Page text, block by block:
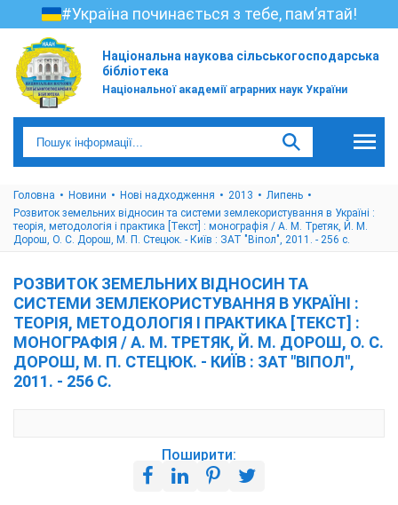
#Україна починається з тебе, пам’ятай!
Національна наукова сільськогосподарська
бібліотека
Національної академії аграрних наук України
Головна Новини Нові надходження 2013
Липень
Розвиток земельних відносин та системи землекористування в Україні :
теорія, методологія і практика [Текст] : монографія / А. М. Третяк, Й. М.
Дорош, О. С. Дорош, М. П. Стецюк. - Київ : ЗАТ "Віпол", 2011. - 256 с.
РОЗВИТОК ЗЕМЕЛЬНИХ ВІДНОСИН ТА
СИСТЕМИ ЗЕМЛЕКОРИСТУВАННЯ В УКРАЇНІ :
ТЕОРІЯ, МЕТОДОЛОГІЯ І ПРАКТИКА [ТЕКСТ] :
МОНОГРАФІЯ / А. М. ТРЕТЯК, Й. М. ДОРОШ, О. С.
ДОРОШ, М. П. СТЕЦЮК. - КИЇВ : ЗАТ "ВІПОЛ",
2011. - 256 С.
Поширити: